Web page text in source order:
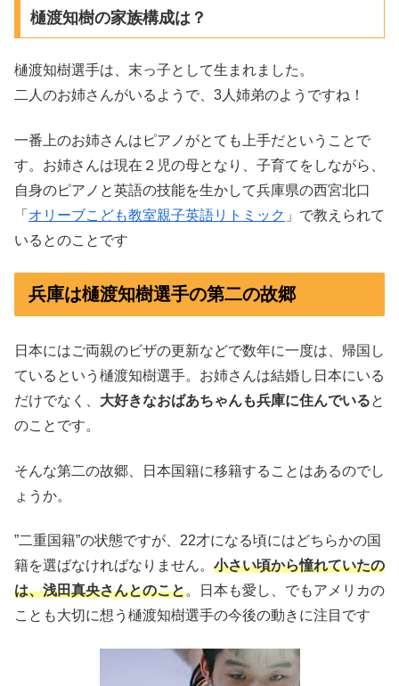
樋渡知樹の家族構成は？
樋渡知樹選手は、 末っ子として生まれました。
二人のお姉さんがいるようで、3人姉弟のようですね！
一番上のお姉さんはピアノがとても上手だということで
す。 お姉さんは現在２児の母となり、子育てをしながら、
自身のピアノと英語の技能を生かして兵庫県の西宮北口
「 オリーブこども教室親子英語リトミック 」で教えられて
いるとのことです
兵庫は樋渡知樹選手の第二の故郷
日本にはご両親のビザの更新などで数年に一度は、帰国し
ているという樋渡知樹選手。お姉さんは結婚し日本にいる
だけでなく、 大好きなおばあちゃんも兵庫に住んでいると
のことです。
そんな第二の故郷、日本国籍に移籍することはあるのでし
ょうか。
”二重国籍”の状態ですが、22才になる頃にはどちらかの国
籍を選ばなければなりません。 小さい頃から憧れていたの
は、浅田真央さんとのこと。日本も愛し、でもアメリカの
ことも大切に想う樋渡知樹選手の今後の動きに注目です